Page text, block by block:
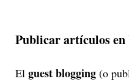
Publicar artículos en
El guest blogging (o